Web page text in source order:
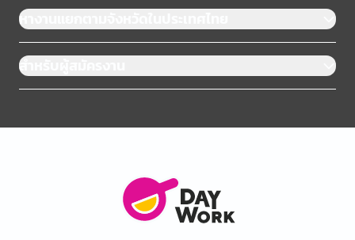
หางานแยกตามจังหวัดในประเทศไทย
สำหรับผู้สมัครงาน